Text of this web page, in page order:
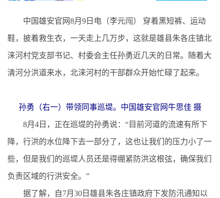
中国雄安官网8月9日电（李元闯） 穿着黑短裤、运动
鞋，披着救生衣，一天走上几万步，这就是雄县朱各庄镇北
涞河村党支部书记、村委会主任孙勇近几天的日常。随着大
清河分洪道来水，北涞河村的干部群众开始忙碌了起来。
孙勇（右一）带领同事巡堤。中国雄安官网牛思佳 摄
8月4日，正在巡堤的孙勇说：“目前河道的流速有所下
降，行洪的水位降下去一部分了，这也让我们的压力小了一
些，但是我们的巡堤人员还是得绷紧防洪这根弦，确保我们
负责区域的行洪安全。”
据了解，自7月30日雄县朱各庄镇政府下发防汛通知以